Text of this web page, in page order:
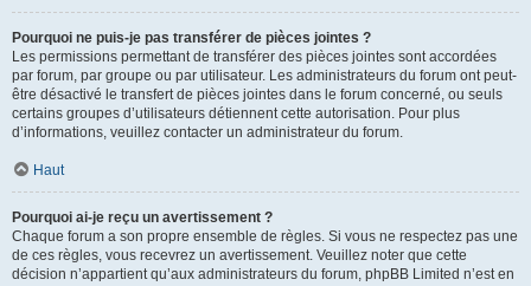
Pourquoi ne puis-je pas transférer de pièces jointes ?
Les permissions permettant de transférer des pièces jointes sont accordées
par forum, par groupe ou par utilisateur. Les administrateurs du forum ont peut-
être désactivé le transfert de pièces jointes dans le forum concerné, ou seuls
certains groupes d’utilisateurs détiennent cette autorisation. Pour plus
d’informations, veuillez contacter un administrateur du forum.
Haut
Pourquoi ai-je reçu un avertissement ?
Chaque forum a son propre ensemble de règles. Si vous ne respectez pas une
de ces règles, vous recevrez un avertissement. Veuillez noter que cette
décision n’appartient qu’aux administrateurs du forum, phpBB Limited n’est en